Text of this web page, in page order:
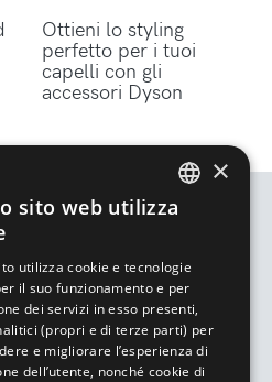
Ottieni lo styling
perfetto per i tuoi
capelli con gli
accessori Dyson
×
sito web utilizza
utilizza cookie e tecnologie
il suo funzionamento e per
dei servizi in esso presenti,
(propri e di terze parti) per
e migliorare l’esperienza di
dell’utente, nonché cookie di